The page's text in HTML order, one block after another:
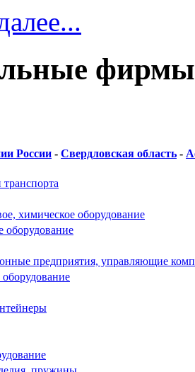
фирмы
России - Свердловская область -
химическое оборудование
оборудование
предприятия, управляющие